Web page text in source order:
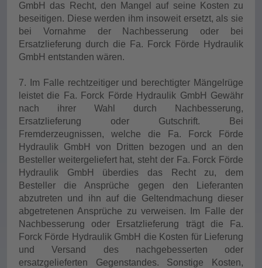
GmbH das Recht, den Mangel auf seine Kosten zu
beseitigen. Diese werden ihm insoweit ersetzt, als sie
bei Vornahme der Nachbesserung oder bei
Ersatzlieferung durch die Fa. Forck Förde Hydraulik
GmbH entstanden wären.
7. Im Falle rechtzeitiger und berechtigter Mängelrüge
leistet die Fa. Forck Förde Hydraulik GmbH Gewähr
nach ihrer Wahl durch Nachbesserung,
Ersatzlieferung oder Gutschrift. Bei
Fremderzeugnissen, welche die Fa. Forck Förde
Hydraulik GmbH von Dritten bezogen und an den
Besteller weitergeliefert hat, steht der Fa. Forck Förde
Hydraulik GmbH überdies das Recht zu, dem
Besteller die Ansprüche gegen den Lieferanten
abzutreten und ihn auf die Geltendmachung dieser
abgetretenen Ansprüche zu verweisen. Im Falle der
Nachbesserung oder Ersatzlieferung trägt die Fa.
Forck Förde Hydraulik GmbH die Kosten für Lieferung
und Versand des nachgebesserten oder
ersatzgelieferten Gegenstandes. Sonstige Kosten,